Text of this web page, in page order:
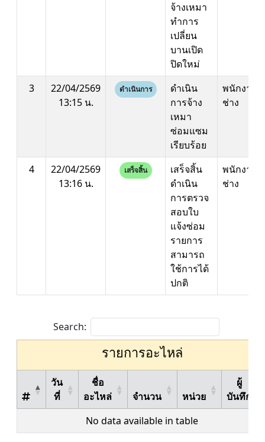
จ้างเหมา
ทำการ
เปลี่ยน
บานเปิด
ปิดใหม่
3
22/04/2569
13:15 น.
ดำเนินการ
ดำเนิน
การจ้าง
เหมา
ซ่อมแซม
เรียบร้อย
พนักงาน
ช่าง
4
22/04/2569
13:16 น.
เสร็จสิ้น
เสร็จสิ้น
ดำเนิน
การตรวจ
สอบใบ
แจ้งซ่อม
รายการ
สามารถ
ใช้การได้
ปกติ
พนักงาน
ช่าง
Search:
รายการอะไหล่
วัน
ที่
ชื่อ
อะไหล่
จำนวน หน่วย
ผู้
บันทึก
No data available in table